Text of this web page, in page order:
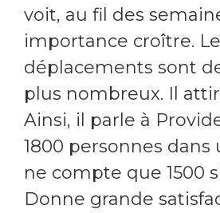
voit, au fil des
importance croître.
déplacements sont
plus nombreux. Il
Ainsi, il parle à
1800 personnes dans
ne compte que 1500
Donne grande